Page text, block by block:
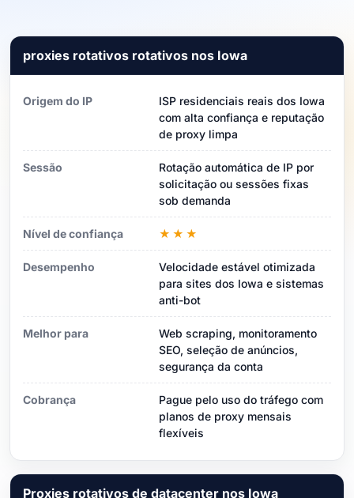
proxies rotativos rotativos nos Iowa
Origem do IP
ISP residenciais reais dos Iowa
com alta confiança e reputação
de proxy limpa
Sessão
Rotação automática de IP por
solicitação ou sessões fixas
sob demanda
Nível de confiança ★★★
Desempenho
Velocidade estável otimizada
para sites dos Iowa e sistemas
anti-bot
Melhor para
Web scraping, monitoramento
SEO, seleção de anúncios,
segurança da conta
Cobrança
Pague pelo uso do tráfego com
planos de proxy mensais
flexíveis
Proxies rotativos de datacenter nos Iowa